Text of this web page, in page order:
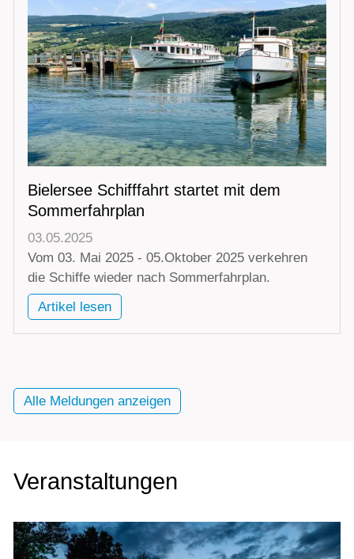
Bielersee Schifffahrt startet mit dem
Sommerfahrplan
03.05.2025
Vom 03. Mai 2025 - 05.Oktober 2025 verkehren
die Schiffe wieder nach Sommerfahrplan.
Artikel lesen
Alle Meldungen anzeigen
Veranstaltungen